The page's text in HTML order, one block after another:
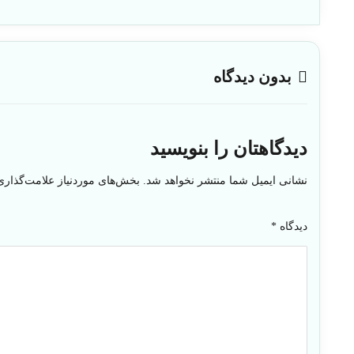
بدون دیدگاه
دیدگاهتان را بنویسید
نشانی ایمیل شما منتشر نخواهد شد. بخش‌های موردنیاز
دیدگاه*